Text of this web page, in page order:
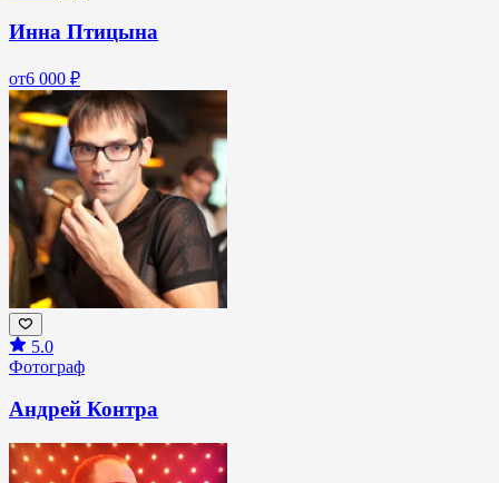
Инна Птицына
от6 000 ₽
5.0
Фотограф
Андрей Контра